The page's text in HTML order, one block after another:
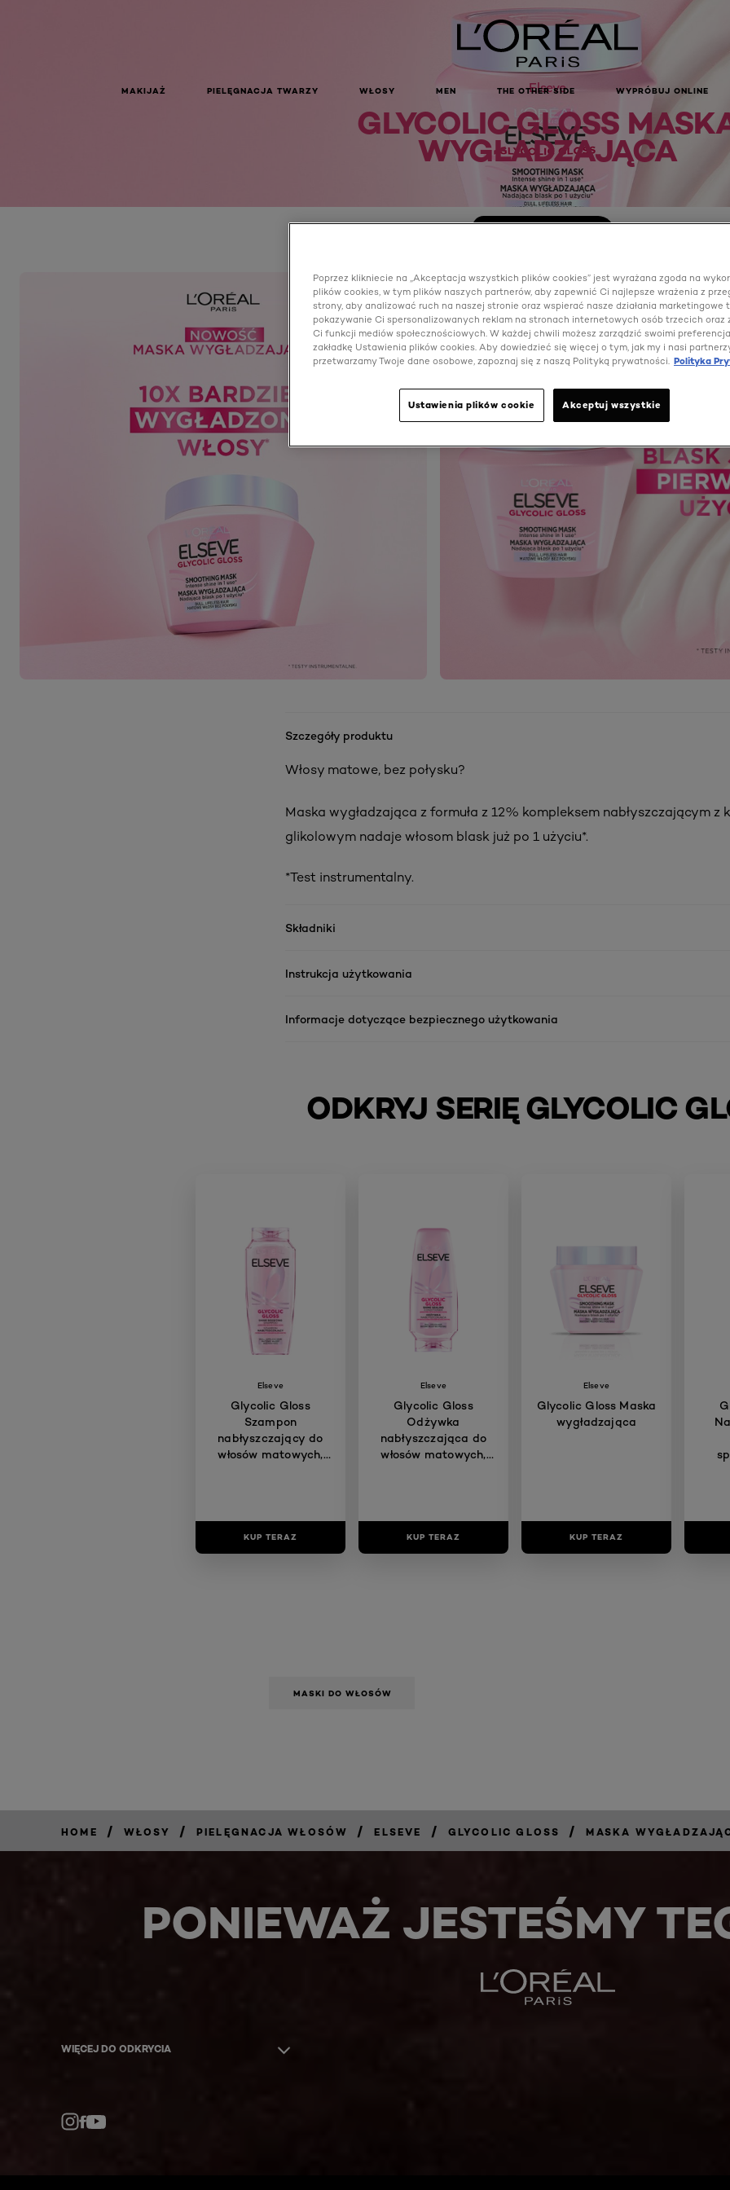
MAKIJAŻ PIELĘGNACJA TWARZY WŁOSY MEN THE OTHER SIDE WYPRÓBUJ ONLINE
Elseve
GLYCOLIC GLOSS
WYGŁADZAJĄCA
Szczegóły produktu
Włosy matowe, bez połysku?
Maska wygładzająca z formuła z 12% kompleksem nabłyszczającym z
glikolowym nadaje włosom blask już po 1 użyciu*.
*Test instrumentalny.
Składniki
Instrukcja użytkowania
Informacje dotyczące bezpiecznego użytkowania
ODKRYJ SERIĘ GLYCOLIC
Elseve
Glycolic Gloss
Szampon
nabłyszczający do
włosów matowych,
KUP TERAZ
Elseve
Glycolic Gloss
Odżywka
nabłyszczająca do
włosów matowych,
KUP TERAZ
Elseve
Glycolic Gloss Maska
wygładzająca
KUP TERAZ
MASKI DO WŁOSÓW
HOME / WŁOSY / PIELĘGNACJA WŁOSÓW / ELSEVE / GLYCOLIC GLOSS / MASKA
PONIEWAŻ JESTEŚMY
WIĘCEJ DO ODKRYCIA
Poprzez klikniecie na „Akceptacja wszystkich plików cookies” jest wyrażana zgoda na
plików cookies, w tym plików naszych partnerów, aby zapewnić Ci najlepsze wrażenia z
strony, aby analizować ruch na naszej stronie oraz wspierać nasze działania marketingowe
pokazywanie Ci spersonalizowanych reklam na stronach internetowych osób trzecich oraz
Ci funkcji mediów społecznościowych. W każdej chwili możesz zarządzić swoimi
zakładkę Ustawienia plików cookies. Aby dowiedzieć się więcej o tym, jak my i nasi
przetwarzamy Twoje dane osobowe, zapoznaj się z naszą Polityką prywatności. Polityka
Ustawienia plików cookie Akceptuj wszystkie